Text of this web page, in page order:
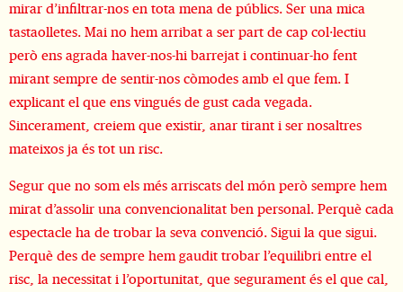
mirar d’infiltrar-nos en tota mena de públics. Ser una mica
tastaolletes. Mai no hem arribat a ser part de cap col·lectiu
però ens agrada haver-nos-hi barrejat i continuar-ho fent
mirant sempre de sentir-nos còmodes amb el que fem. I
explicant el que ens vingués de gust cada vegada.
Sincerament, creiem que existir, anar tirant i ser nosaltres
mateixos ja és tot un risc.
Segur que no som els més arriscats del món però sempre hem
mirat d’assolir una convencionalitat ben personal. Perquè cada
espectacle ha de trobar la seva convenció. Sigui la que sigui.
Perquè des de sempre hem gaudit trobar l’equilibri entre el
risc, la necessitat i l’oportunitat, que segurament és el que cal,